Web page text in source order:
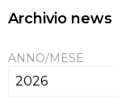
Archivio news
ANNO/MESE
2026